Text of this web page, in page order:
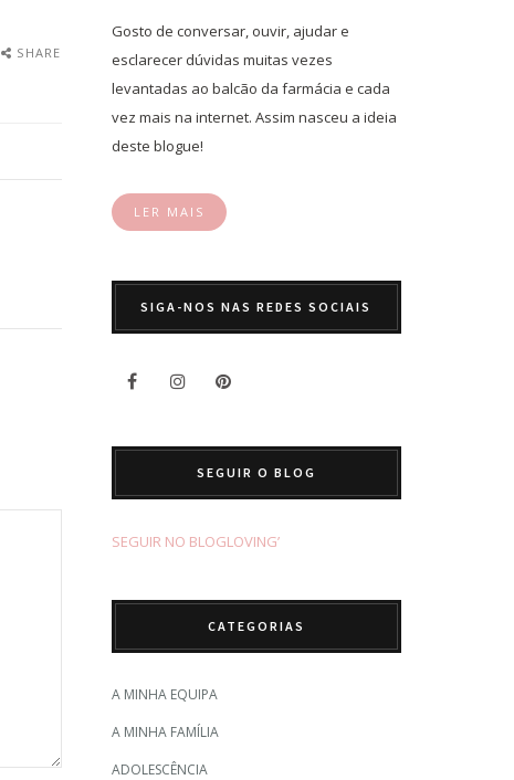
SHARE
Gosto de conversar, ouvir, ajudar e
esclarecer dúvidas muitas vezes
levantadas ao balcão da farmácia e cada
vez mais na internet. Assim nasceu a ideia
deste blogue!
LER MAIS
SIGA-NOS NAS REDES SOCIAIS
SEGUIR O BLOG
SEGUIR NO BLOGLOVING’
CATEGORIAS
A MINHA EQUIPA
A MINHA FAMÍLIA
ADOLESCÊNCIA